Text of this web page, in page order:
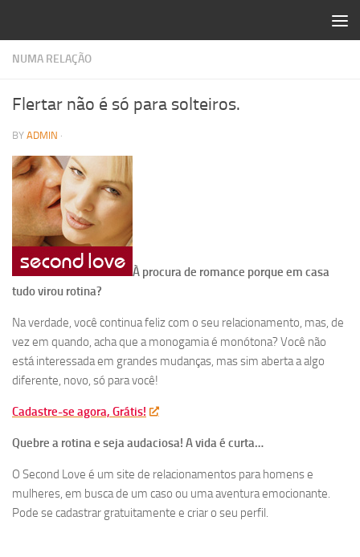
NUMA RELAÇÃO
Flertar não é só para solteiros.
BY ADMIN ·
À procura de romance porque em casa
tudo virou rotina?
Na verdade, você continua feliz com o seu relacionamento, mas, de
vez em quando, acha que a monogamia é monótona? Você não
está interessada em grandes mudanças, mas sim aberta a algo
diferente, novo, só para você!
Cadastre-se agora, Grátis!
Quebre a rotina e seja audaciosa! A vida é curta…
O Second Love é um site de relacionamentos para homens e
mulheres, em busca de um caso ou uma aventura emocionante.
Pode se cadastrar gratuitamente e criar o seu perfil.